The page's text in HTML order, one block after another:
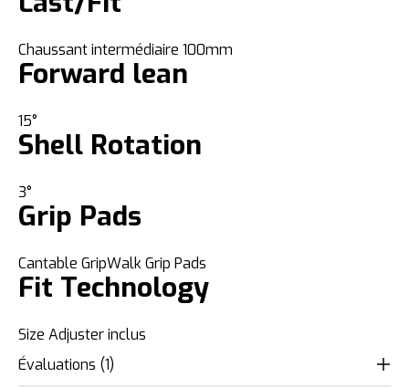
Chaussant intermédiaire 100mm
Forward lean
15°
Shell Rotation
3°
Grip Pads
Cantable GripWalk Grip Pads
Fit Technology
Size Adjuster inclus
Évaluations (1)
out of